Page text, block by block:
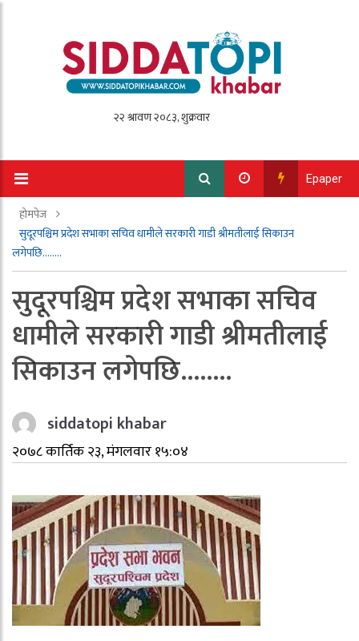
Epaper
होमपेज
सुदूरपश्चिम प्रदेश सभाका सचिव धामीले सरकारी गाडी श्रीमतीलाई सिकाउन
लगेपछि……..
सुदूरपश्चिम प्रदेश सभाका सचिव
धामीले सरकारी गाडी श्रीमतीलाई
सिकाउन लगेपछि……..
siddatopi khabar
२०७८ कार्तिक २३, मंगलवार १५:०४